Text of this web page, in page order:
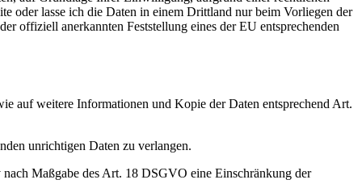
oder lasse ich die Daten in einem Drittland nur beim Vorliegen der
offiziell anerkannten Feststellung eines der EU entsprechenden
auf weitere Informationen und Kopie der Daten entsprechend Art.
unrichtigen Daten zu verlangen.
Maßgabe des Art. 18 DSGVO eine Einschränkung der